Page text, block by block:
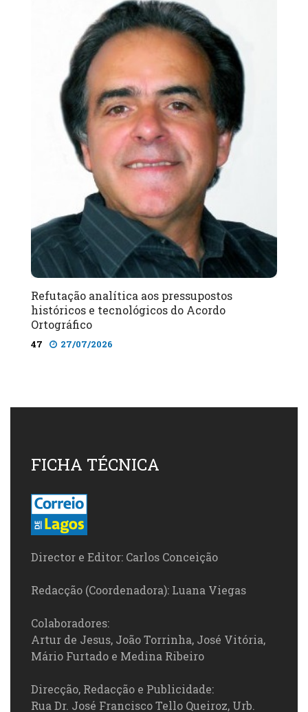
Refutação analítica aos pressupostos
históricos e tecnológicos do Acordo
Ortográfico
47 27/07/2026
FICHA TÉCNICA
Director e Editor: Carlos Conceição
Redacção (Coordenadora): Luana Viegas
Colaboradores:
Artur de Jesus, João Torrinha, José Vitória,
Mário Furtado e Medina Ribeiro
Direcção, Redacção e Publicidade:
Rua Dr. José Francisco Tello Queiroz, Urb.